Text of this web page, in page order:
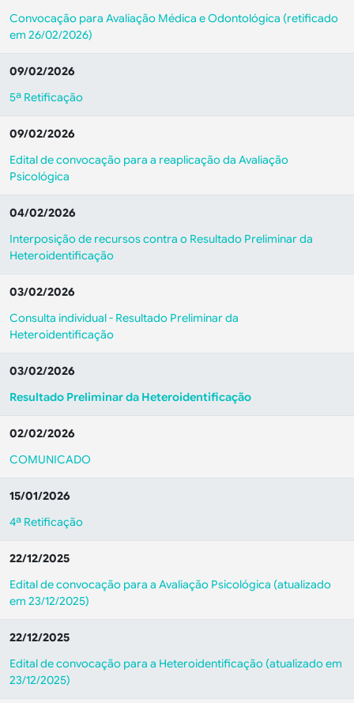
Convocação para Avaliação Médica e Odontológica (retificado
em 26/02/2026)
09/02/2026
5ª Retificação
09/02/2026
Edital de convocação para a reaplicação da Avaliação
Psicológica
04/02/2026
Interposição de recursos contra o Resultado Preliminar da
Heteroidentificação
03/02/2026
Consulta individual - Resultado Preliminar da
Heteroidentificação
03/02/2026
Resultado Preliminar da Heteroidentificação
02/02/2026
COMUNICADO
15/01/2026
4ª Retificação
22/12/2025
Edital de convocação para a Avaliação Psicológica (atualizado
em 23/12/2025)
22/12/2025
Edital de convocação para a Heteroidentificação (atualizado em
23/12/2025)